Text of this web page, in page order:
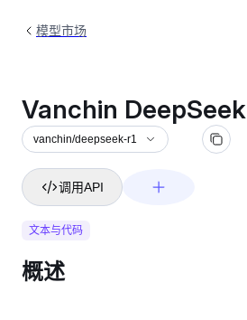
模型市场
Vanchin DeepSeek
vanchin/deepseek-r1
调用API
文本与代码
概述